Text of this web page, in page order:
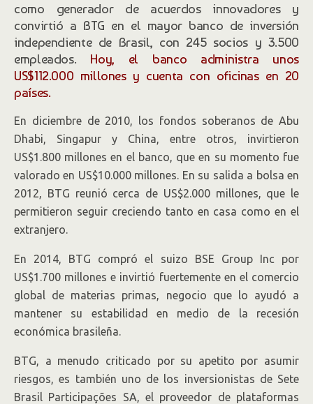
como generador de acuerdos innovadores y
convirtió a BTG en el mayor banco de inversión
independiente de Brasil, con 245 socios y 3.500
empleados. Hoy, el banco administra unos
US$112.000 millones y cuenta con oficinas en 20
países.
En diciembre de 2010, los fondos soberanos de Abu
Dhabi, Singapur y China, entre otros, invirtieron
US$1.800 millones en el banco, que en su momento fue
valorado en US$10.000 millones. En su salida a bolsa en
2012, BTG reunió cerca de US$2.000 millones, que le
permitieron seguir creciendo tanto en casa como en el
extranjero.
En 2014, BTG compró el suizo BSE Group Inc por
US$1.700 millones e invirtió fuertemente en el comercio
global de materias primas, negocio que lo ayudó a
mantener su estabilidad en medio de la recesión
económica brasileña.
BTG, a menudo criticado por su apetito por asumir
riesgos, es también uno de los inversionistas de Sete
Brasil Participações SA, el proveedor de plataformas